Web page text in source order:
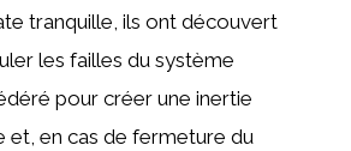
tranquille, ils ont découvert
les failles du système
pour créer une inertie
et, en cas de fermeture du